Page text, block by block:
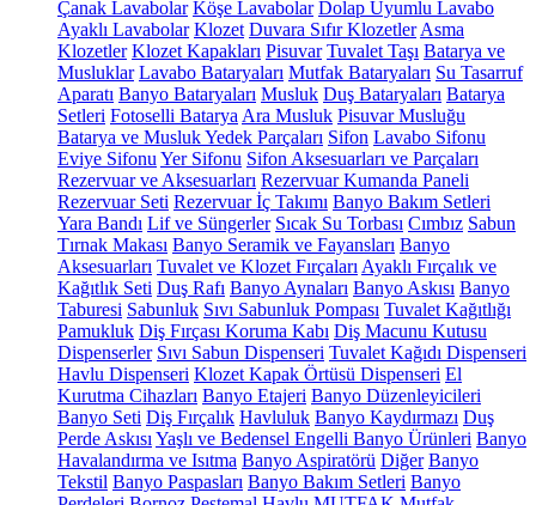
Çanak Lavabolar Köşe Lavabolar Dolap Uyumlu Lavabo
Ayaklı Lavabolar Klozet Duvara Sıfır Klozetler Asma
Klozetler Klozet Kapakları Pisuvar Tuvalet Taşı Batarya ve
Musluklar Lavabo Bataryaları Mutfak Bataryaları Su Tasarruf
Aparatı Banyo Bataryaları Musluk Duş Bataryaları Batarya
Setleri Fotoselli Batarya Ara Musluk Pisuvar Musluğu
Batarya ve Musluk Yedek Parçaları Sifon Lavabo Sifonu
Eviye Sifonu Yer Sifonu Sifon Aksesuarları ve Parçaları
Rezervuar ve Aksesuarları Rezervuar Kumanda Paneli
Rezervuar Seti Rezervuar İç Takımı Banyo Bakım Setleri
Yara Bandı Lif ve Süngerler Sıcak Su Torbası Cımbız Sabun
Tırnak Makası Banyo Seramik ve Fayansları Banyo
Aksesuarları Tuvalet ve Klozet Fırçaları Ayaklı Fırçalık ve
Kağıtlık Seti Duş Rafı Banyo Aynaları Banyo Askısı Banyo
Taburesi Sabunluk Sıvı Sabunluk Pompası Tuvalet Kağıtlığı
Pamukluk Diş Fırçası Koruma Kabı Diş Macunu Kutusu
Dispenserler Sıvı Sabun Dispenseri Tuvalet Kağıdı Dispenseri
Havlu Dispenseri Klozet Kapak Örtüsü Dispenseri El
Kurutma Cihazları Banyo Etajeri Banyo Düzenleyicileri
Banyo Seti Diş Fırçalık Havluluk Banyo Kaydırmazı Duş
Perde Askısı Yaşlı ve Bedensel Engelli Banyo Ürünleri Banyo
Havalandırma ve Isıtma Banyo Aspiratörü Diğer Banyo
Tekstil Banyo Paspasları Banyo Bakım Setleri Banyo